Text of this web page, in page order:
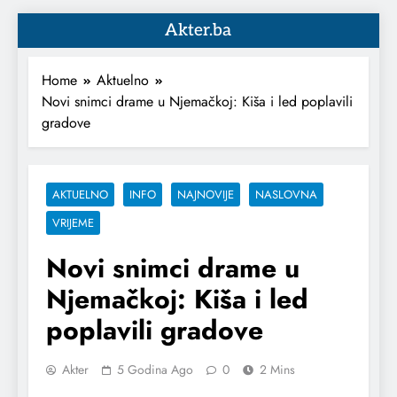
Akter.ba
Home
Aktuelno
Novi snimci drame u Njemačkoj: Kiša i led poplavili
gradove
AKTUELNO INFO NAJNOVIJE
NASLOVNA
VRIJEME
Novi snimci drame u
Njemačkoj: Kiša i led
poplavili gradove
Akter 5 Godina Ago 0 2 Mins